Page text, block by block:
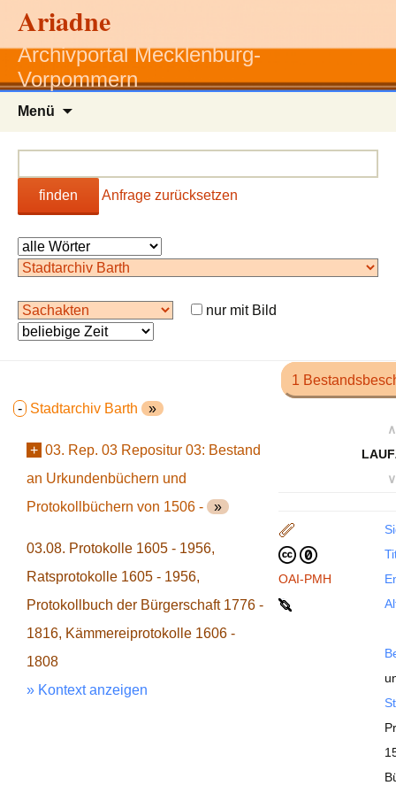
Ariadne
Archivportal Mecklenburg-
Vorpommern
Menü
finden Anfrage zurücksetzen
nur mit Bild
- Stadtarchiv Barth »
+ 03. Rep. 03 Repositur 03: Bestand
an Urkundenbüchern und
Protokollbüchern von 1506 - »
03.08. Protokolle 1605 - 1956,
Ratsprotokolle 1605 - 1956,
Protokollbuch der Bürgerschaft 1776 -
1816, Kämmereiprotokolle 1606 -
1808
» Kontext anzeigen
1
∧
∨
OAI-PMH